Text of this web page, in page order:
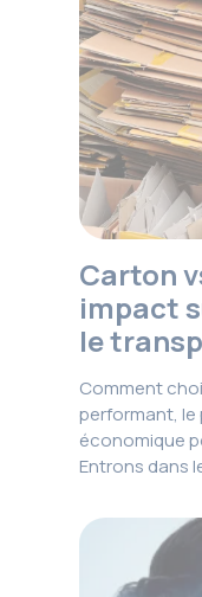
Carton
impact
le
Comment
performant, le
économique
Entrons dans